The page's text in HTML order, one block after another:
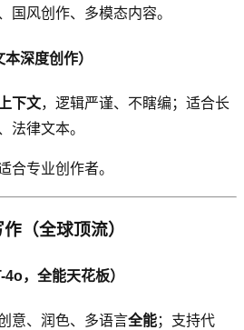
国风创作、多模态内容。
深度创作）
下文，逻辑严谨、不瞎编；适合长
法律文本。
合专业创作者。
（全球顶流）
，全能天花板）
意、润色、多语言全能；支持代